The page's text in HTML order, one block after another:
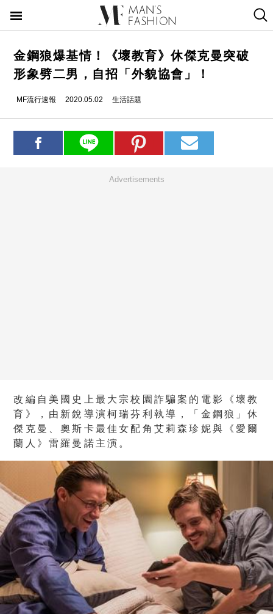
金鋼狼爆基情！《壞教育》休傑克曼突破
形象劈二男，自招「外貌協會」！
MF流行速報 2020.05.02 生活話題
Advertisements
改編自美國史上最大宗校園詐騙案的電影《壞教
育》，由新銳導演柯瑞芬利執導，「金鋼狼」休
傑克曼、奧斯卡最佳女配角艾莉森珍妮與《愛爾
蘭人》雷羅曼諾主演。